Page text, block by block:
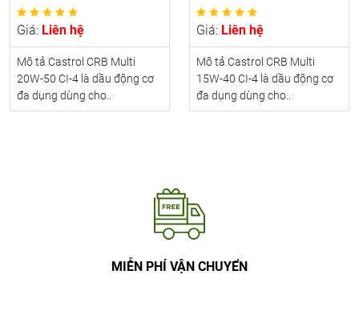
Giá: Liên hệ
Mô tả Castrol CRB Multi
20W-50 CI-4 là dầu động cơ
đa dụng dùng cho..
Giá: Liên hệ
Mô tả Castrol CRB Multi
15W-40 CI-4 là dầu động cơ
đa dụng dùng cho..
MIỄN PHÍ VẬN CHUYỂN